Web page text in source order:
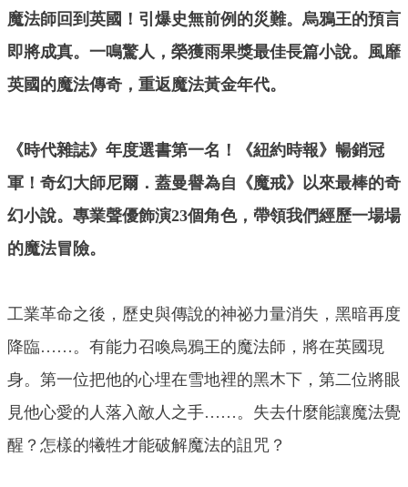
魔法師回到英國！引爆史無前例的災難。烏鴉王的預言
即將成真。一鳴驚人，榮獲雨果獎最佳長篇小說。風靡
英國的魔法傳奇，重返魔法黃金年代。
《時代雜誌》年度選書第一名！《紐約時報》暢銷冠
軍！奇幻大師尼爾．蓋曼譽為自《魔戒》以來最棒的奇
幻小說。專業聲優飾演23個角色，帶領我們經歷一場場
的魔法冒險。
工業革命之後，歷史與傳說的神祕力量消失，黑暗再度
降臨……。有能力召喚烏鴉王的魔法師，將在英國現
身。第一位把他的心埋在雪地裡的黑木下，第二位將眼
見他心愛的人落入敵人之手……。失去什麼能讓魔法覺
醒？怎樣的犧牲才能破解魔法的詛咒？